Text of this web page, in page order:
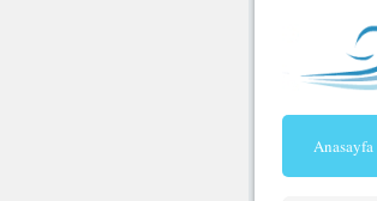
Anasayfa